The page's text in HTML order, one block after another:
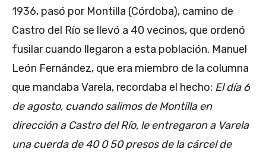
1936, pasó por Montilla (Córdoba), camino de
Castro del Río se llevó a 40 vecinos, que ordenó
fusilar cuando llegaron a esta población. Manuel
León Fernández, que era miembro de la columna
que mandaba Varela, recordaba el hecho: El día 6
de agosto, cuando salimos de Montilla en
dirección a Castro del Río, le entregaron a Varela
una cuerda de 40 0 50 presos de la cárcel de